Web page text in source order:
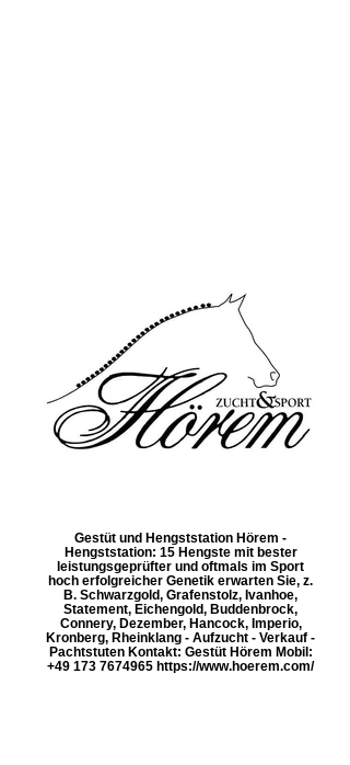
Gestüt und Hengststation Hörem -
Hengststation: 15 Hengste mit bester
leistungsgeprüfter und oftmals im Sport
hoch erfolgreicher Genetik erwarten Sie, z.
B. Schwarzgold, Grafenstolz, Ivanhoe,
Statement, Eichengold, Buddenbrock,
Connery, Dezember, Hancock, Imperio,
Kronberg, Rheinklang - Aufzucht - Verkauf -
Pachtstuten Kontakt: Gestüt Hörem Mobil:
+49 173 7674965 https://www.hoerem.com/